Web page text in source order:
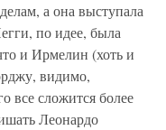
а она выступала
по идее, была
и Ирмелин (хоть и
видимо,
все сложится более
Леонардо